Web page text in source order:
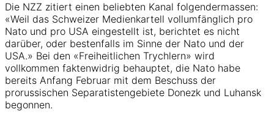
Die NZZ zitiert einen beliebten Kanal folgendermassen:
«Weil das Schweizer Medienkartell vollumfänglich pro
Nato und pro USA eingestellt ist, berichtet es nicht
darüber, oder bestenfalls im Sinne der Nato und der
USA.» Bei den «Freiheitlichen Trychlern» wird
vollkommen faktenwidrig behauptet, die Nato habe
bereits Anfang Februar mit dem Beschuss der
prorussischen Separatistengebiete Donezk und Luhansk
begonnen.